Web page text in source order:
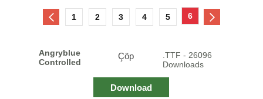
1 2 3 4 5 6
Angryblue
Controlled
Çöp
.TTF - 26096
Downloads
Download